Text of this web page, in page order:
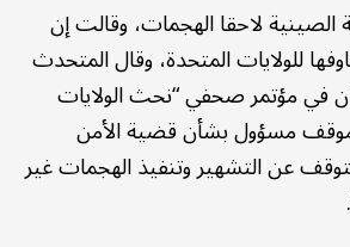
الصينية لاحقا الهجمات، وقالت إن
للولايات المتحدة، وقال المتحدث
في مؤتمر صحفي “نحث الولايات
موقف مسؤول بشأن قضية الأمن
عن التشهير وتنفيذ الهجمات غير